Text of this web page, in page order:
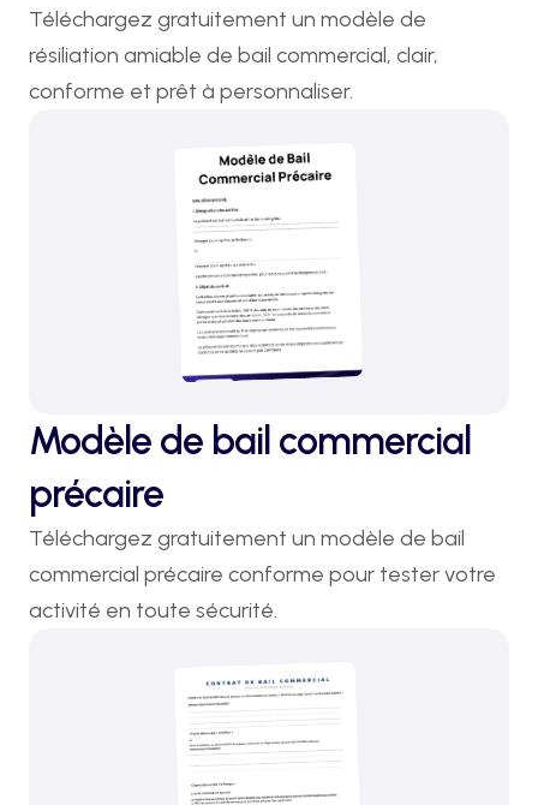
Téléchargez gratuitement un modèle de
résiliation amiable de bail commercial, clair,
conforme et prêt à personnaliser.
Modèle de bail commercial
précaire
Téléchargez gratuitement un modèle de bail
commercial précaire conforme pour tester votre
activité en toute sécurité.